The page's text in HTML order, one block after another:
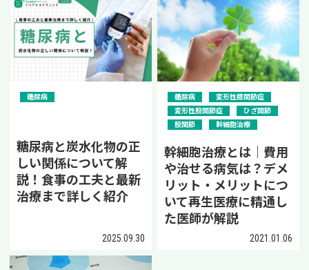
糖尿病
糖尿病と炭水化物の正
しい関係について解
説！食事の工夫と最新
治療まで詳しく紹介
2025.09.30
糖尿病
変形性膝関節症
変形性股関節症
ひざ関節
股関節
幹細胞治療
幹細胞治療とは｜費用
や治せる病気は？デメ
リット・メリットにつ
いて再生医療に精通し
た医師が解説
2021.01.06